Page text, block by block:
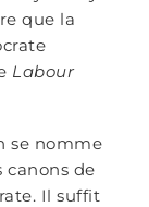
que la
Labour
se nomme
canons de
Il suffit